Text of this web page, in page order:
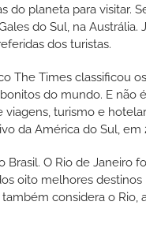
do planeta para visitar.
do Sul, na Austrália.
dos turistas.
The Times classificou
do mundo. E não
turismo e
da América do Sul, em
O Rio de Janeiro
oito melhores
considera o Rio,